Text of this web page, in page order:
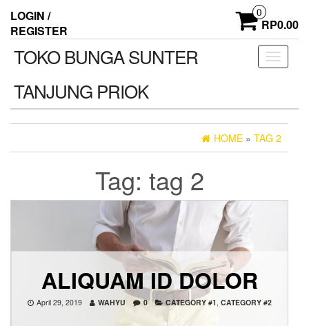
the
content
LOGIN /
REGISTER
0
RP0.00
Toggle
TOKO BUNGA SUNTER
TANJUNG PRIOK
HOME » TAG 2
Tag: tag 2
ALIQUAM ID DOLOR
April 29, 2019 WAHYU 0 CATEGORY #1 CATEGORY #2